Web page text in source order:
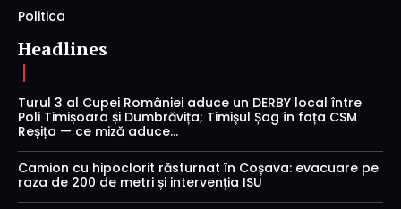
Politica
Headlines
Turul 3 al Cupei României aduce un DERBY local între
Poli Timișoara și Dumbrăvița; Timișul Șag în fața CSM
Reșița — ce miză aduce...
Camion cu hipoclorit răsturnat în Coșava: evacuare pe
raza de 200 de metri și intervenția ISU